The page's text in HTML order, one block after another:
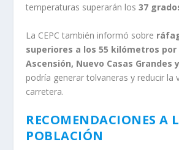
temperaturas superarán los37
La CEPC también informó sobre
superiores a los 55 kilómetros por
Ascensión, Nuevo Casas Grandes
podría generar tolvaneras y reducir la
carretera.
RECOMENDACIONES A
POBLACIÓN